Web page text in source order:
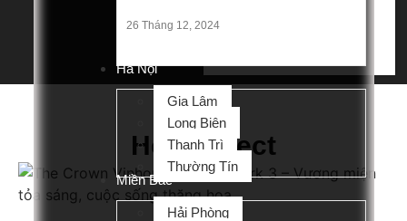
26 Tháng 12, 2024
Hà Nội
Gia Lâm
Long Biên
Thanh Trì
Thường Tín
Miền Bắc
Hải Phòng
Hot Project